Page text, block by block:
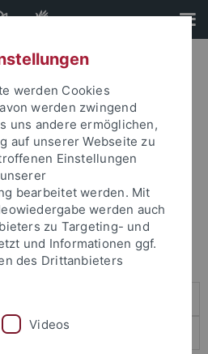
und Ihr Passwort an um sich
werden Cookies
werden zwingend
uns andere ermöglichen,
auf unserer Webseite zu
Einstellungen
bearbeitet werden. Mit
werden auch
zu Targeting- und
und Informationen ggf.
des Drittanbieters
Videos